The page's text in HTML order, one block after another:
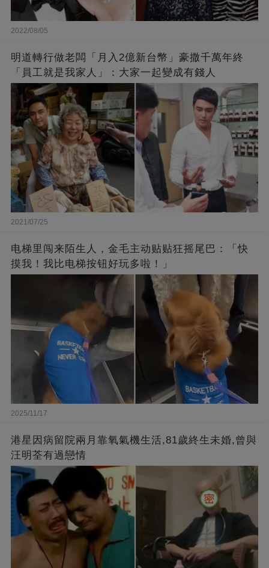
2022/08/05
明道轉行做老闆「月入2億新台幣」豪撒千萬年終
「員工就是我家人」：大家一起變成有錢人
2021/07/25
电梯里闯来陌生人，金毛主动贴贴狂摇尾巴：「快
摸我！我比电梯按钮好玩多啦！」
2025/11/17
港星因病留院兩月靠氧氣機生活,81歲終生未婚,曾與
汪明荃有過戀情